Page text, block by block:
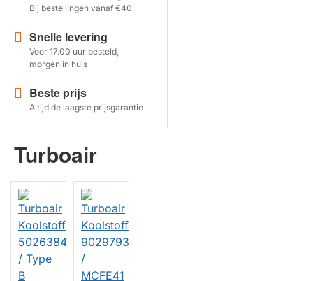
TOON PRODUCTEN
Bij bestellingen vanaf €40
Snelle levering
Voor 17.00 uur besteld,
morgen in huis
Beste prijs
Altijd de laagste prijsgarantie
Turboair